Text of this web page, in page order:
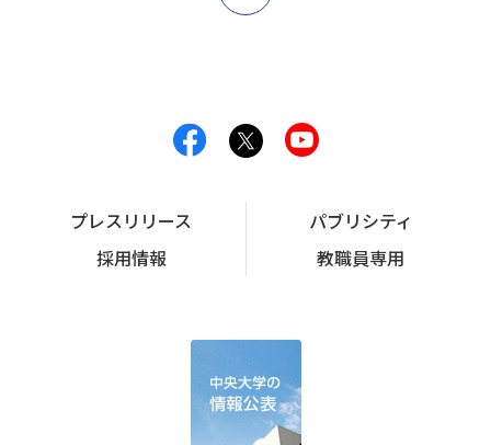
プレスリリース
パブリシティ
採用情報
教職員専用